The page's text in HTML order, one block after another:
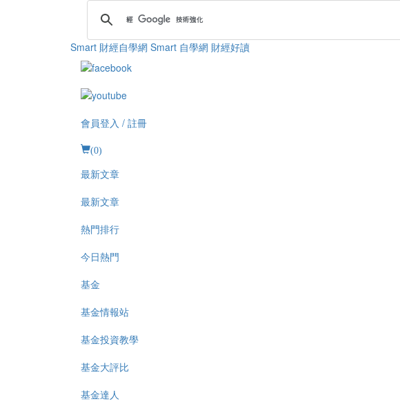
Smart 財經自學網 Smart 自學網 財經好讀
會員登入 / 註冊
(0)
最新文章
最新文章
熱門排行
今日熱門
基金
基金情報站
基金投資教學
基金大評比
基金達人